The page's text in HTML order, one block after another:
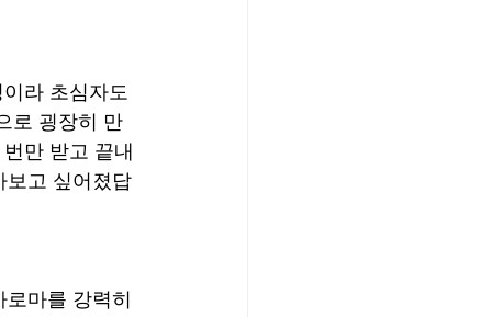
라 초심자도
로 굉장히 만
만 받고 끝내
보고 싶어졌답
마를 강력히